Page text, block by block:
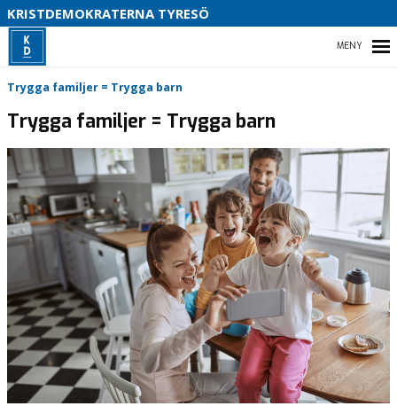
KRISTDEMOKRATERNA TYRESÖ
HEM
FÖR SKOLARBETE
VÅR POLITIK
VÅRA UPPDRAG
STYRELSE PARTIAVDELNING
Trygga familjer = Trygga barn
Trygga familjer = Trygga barn